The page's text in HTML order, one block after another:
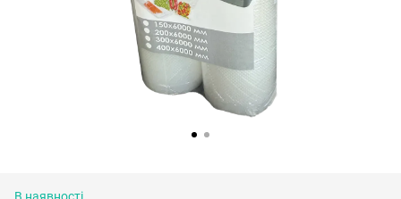
В наявності